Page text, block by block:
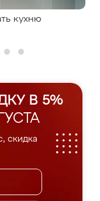
кухню
В 5%
скидка